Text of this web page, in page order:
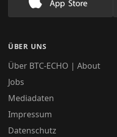
Lade unsere
ÜBER UNS
Über BTC-ECHO | About
Jobs
Mediadaten
Impressum
Datenschutz